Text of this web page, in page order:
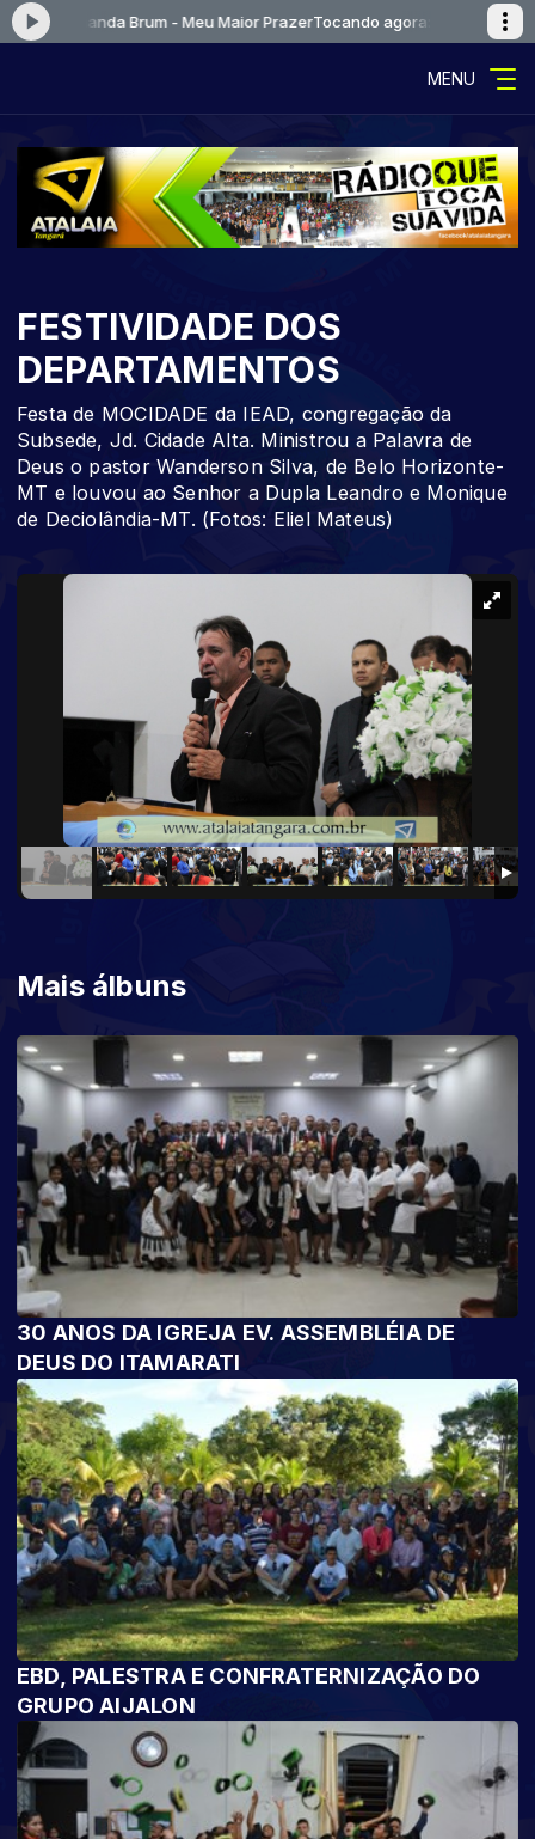
e Fernanda Brum - Meu Maior PrazerTocando agora: [01] Kleber
MENU
FESTIVIDADE DOS
DEPARTAMENTOS
Festa de MOCIDADE da IEAD, congregação da
Subsede, Jd. Cidade Alta. Ministrou a Palavra de
Deus o pastor Wanderson Silva, de Belo Horizonte-
MT e louvou ao Senhor a Dupla Leandro e Monique
de Deciolândia-MT. (Fotos: Eliel Mateus)
Mais álbuns
30 ANOS DA IGREJA EV. ASSEMBLÉIA DE
DEUS DO ITAMARATI
EBD, PALESTRA E CONFRATERNIZAÇÃO DO
GRUPO AIJALON